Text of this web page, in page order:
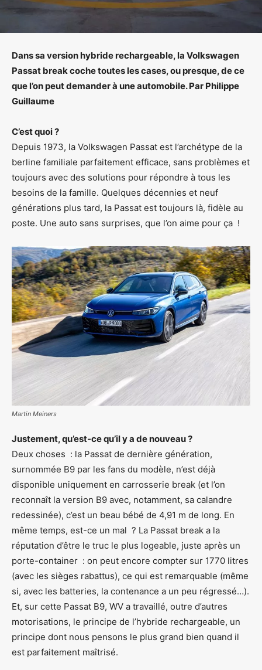
Dans sa version hybride rechargeable, la Volkswagen
Passat break coche toutes les cases, ou presque, de ce
que l’on peut demander à une automobile. Par Philippe
Guillaume
C’est quoi ?
Depuis 1973, la Volkswagen Passat est l’archétype de la
berline familiale parfaitement efficace, sans problèmes et
toujours avec des solutions pour répondre à tous les
besoins de la famille. Quelques décennies et neuf
générations plus tard, la Passat est toujours là, fidèle au
poste. Une auto sans surprises, que l’on aime pour ça !
Martin Meiners
Justement, qu’est-ce qu’il y a de nouveau ?
Deux choses : la Passat de dernière génération,
surnommée B9 par les fans du modèle, n’est déjà
disponible uniquement en carrosserie break (et l’on
reconnaît la version B9 avec, notamment, sa calandre
redessinée), c’est un beau bébé de 4,91 m de long. En
même temps, est-ce un mal ? La Passat break a la
réputation d’être le truc le plus logeable, juste après un
porte-container : on peut encore compter sur 1770 litres
(avec les sièges rabattus), ce qui est remarquable (même
si, avec les batteries, la contenance a un peu régressé…).
Et, sur cette Passat B9, WV a travaillé, outre d’autres
motorisations, le principe de l’hybride rechargeable, un
principe dont nous pensons le plus grand bien quand il
est parfaitement maîtrisé.